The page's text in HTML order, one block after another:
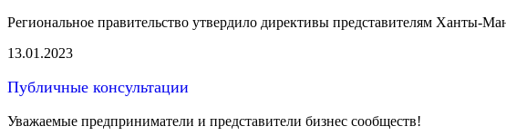
Региональное правительство утвердило директивы представителям Ханты-
13.01.2023
Публичные консультации
Уважаемые предприниматели и представители бизнес сообществ!